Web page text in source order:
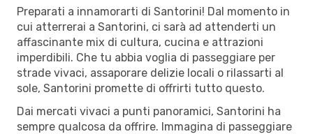
Preparati a innamorarti di Santorini! Dal momento in
cui atterrerai a Santorini, ci sarà ad attenderti un
affascinante mix di cultura, cucina e attrazioni
imperdibili. Che tu abbia voglia di passeggiare per
strade vivaci, assaporare delizie locali o rilassarti al
sole, Santorini promette di offrirti tutto questo.
Dai mercati vivaci a punti panoramici, Santorini ha
sempre qualcosa da offrire. Immagina di passeggiare